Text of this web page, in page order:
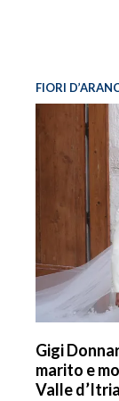
FIORI
Gigi
marito e
Valle d’Itria